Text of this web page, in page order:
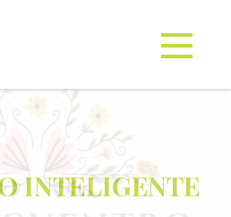
INTELIGENTE